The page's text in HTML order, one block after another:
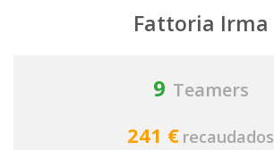
Fattoria Irma
9 Teamers
241 € recaudados